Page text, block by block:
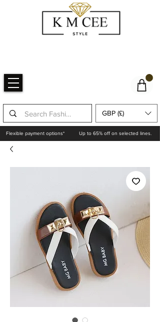
GBP (£)
Flexible payment options* Up to 65% off on selected lines.